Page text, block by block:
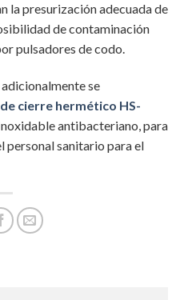
la presurización adecuada de
de contaminación
pulsadores de codo.
se
cierre hermético HS-
antibacteriano, para
personal sanitario para el